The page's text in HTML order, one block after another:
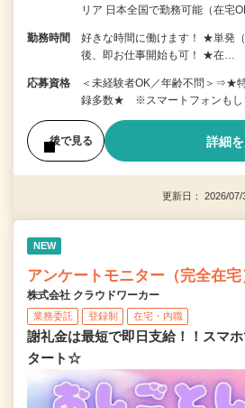
リア 日本全国で勤務可能（在宅
勤務時間
好きな時間に働けます！ ★単発
後、即お仕事開始も可！ ★在…
応募資格
＜未経験者OK／年齢不問＞⇒★
録多数★ ※スマートフォンもし
後で見る 詳細
更新日： 2026/
NEW
アンケートモニター（完全在宅
株式会社 クラウドワーカー
業務委託 登録制 在宅・内職
謝礼金は最短で即日支給！！スマ
タート☆